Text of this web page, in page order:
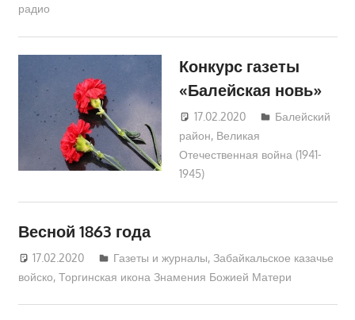
радио
Конкурс газеты
«Балейская новь»
17.02.2020
Екатерина
Аникина
Балейский
район, Великая
Отечественная война (1941-
1945)
Весной 1863 года
17.02.2020 Екатерина Аникина
Газеты и журналы, Забайкальское казачье
войско, Торгинская икона Знамения Божией Матери